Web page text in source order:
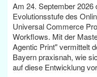
Am 24. September
Evolutionsstufe des
Universal Commerce
Workflows. Mit der
Agentic Print" vermittelt
Bayern praxisnah, wie
auf diese Entwicklung